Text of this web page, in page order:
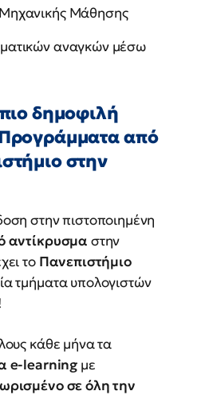
Μάθησης
αναγκών μέσω
δημοφιλή
από
στην
στην πιστοποιημένη
αντίκρυσμα στην
το Πανεπιστήμιο
τμήματα υπολογιστών
κάθε μήνα τα
e-learning με
σε όλη την